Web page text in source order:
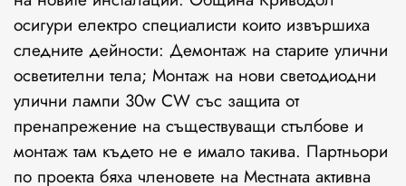
осигури електро специалисти които извършиха
следните дейности: Демонтаж на старите улични
осветителни тела; Монтаж на нови светодиодни
улични лампи 30w CW със защита от
пренапрежение на съществуващи стълбове и
монтаж там където не е имало такива. Партньори
по проекта бяха членовете на Местната активна